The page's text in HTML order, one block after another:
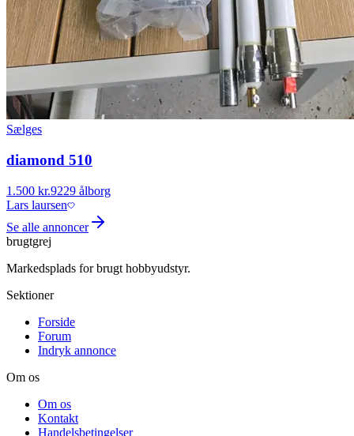
Sælges
diamond 510
1.500 kr.9229 ålborg
Lars laursen
Se alle annoncer
brugtgrej
Markedsplads for brugt hobbyudstyr.
Sektioner
Forside
Forum
Indryk annonce
Om os
Om os
Kontakt
Handelsbetingelser